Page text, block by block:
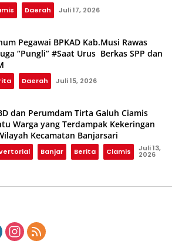
Daerah Juli 17, 2026
Pegawai BPKAD Kab.Musi Rawas
“Pungli” #Saat Urus Berkas SPP dan
Daerah Juli 15, 2026
dan Perumdam Tirta Galuh Ciamis
Warga yang Terdampak Kekeringan
Kecamatan Banjarsari
Banjar Berita Ciamis Juli 13,
2026